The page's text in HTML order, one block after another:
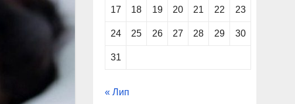
17 18 19 20 21 22 23
24 25 26 27 28 29 30
31
« Лип